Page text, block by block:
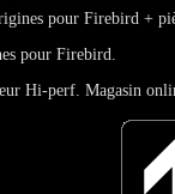
pour Firebird +
pour Firebird.
Hi-perf. Magasin